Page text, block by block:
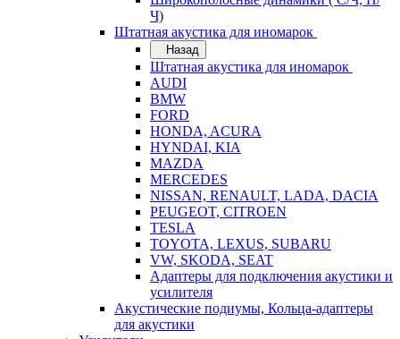
Ч)
Штатная акустика для иномарок
Назад
Штатная акустика для иномарок
AUDI
BMW
FORD
HONDA, ACURA
HYNDAI, KIA
MAZDA
MERCEDES
NISSAN, RENAULT, LADA, DACIA
PEUGEOT, CITROEN
TESLA
TOYOTA, LEXUS, SUBARU
VW, SKODA, SEAT
Адаптеры для подключения акустики и
усилителя
Акустические подиумы, Кольца-адаптеры
для акустики